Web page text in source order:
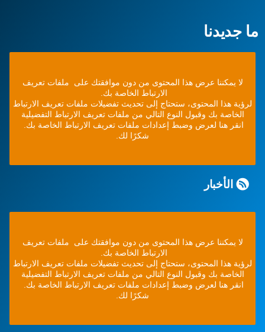
ما جديدنا
لا يمكننا عرض هذا المحتوى من دون موافقتك على ملفات تعريف
الارتباط الخاصة بك.
لرؤية هذا المحتوى، ستحتاج إلى تحديث تفضيلات ملفات تعريف الارتباط
الخاصة بك وقبول النوع التالي من ملفات تعريف الارتباط التفضيلية
انقر هنا لعرض وضبط إعدادات ملفات تعريف الارتباط الخاصة بك.
شكرًا لك.
الأخبار
لا يمكننا عرض هذا المحتوى من دون موافقتك على ملفات تعريف
الارتباط الخاصة بك.
لرؤية هذا المحتوى، ستحتاج إلى تحديث تفضيلات ملفات تعريف الارتباط
الخاصة بك وقبول النوع التالي من ملفات تعريف الارتباط التفضيلية
انقر هنا لعرض وضبط إعدادات ملفات تعريف الارتباط الخاصة بك.
شكرًا لك.